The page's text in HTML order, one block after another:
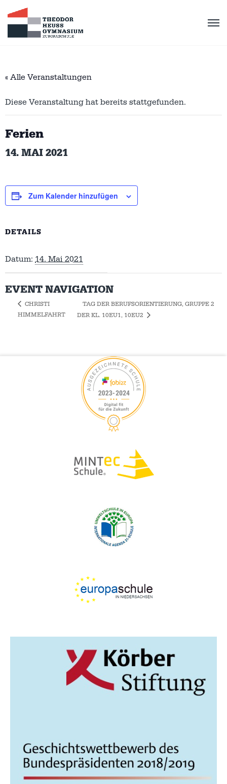
« Alle Veranstaltungen
Diese Veranstaltung hat bereits stattgefunden.
Ferien
14. MAI 2021
Zum Kalender hinzufügen
DETAILS
Datum: 14. Mai 2021
EVENT NAVIGATION
CHRISTI
HIMMELFAHRT
TAG DER BERUFSORIENTIERUNG, GRUPPE 2
DER KL. 10EU1, 10EU2